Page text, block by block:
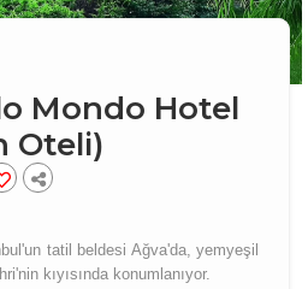
Mondo Hotel
Oteli)
tatil beldesi Ağva'da, yemyeşil
kıyısında konumlanıyor.